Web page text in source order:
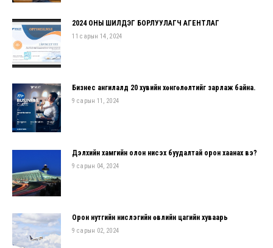
2024 ОНЫ ШИЛДЭГ БОРЛУУЛАГЧ АГЕНТЛАГ
11 сарын 14, 2024
Бизнес ангилалд 20 хувийн хөнгөлөлтийг зарлаж байна.
9 сарын 11, 2024
Дэлхийн хамгийн олон нисэх буудалтай орон хаанах вэ?
9 сарын 04, 2024
Орон нутгийн нислэгийн өвлийн цагийн хуваарь
9 сарын 02, 2024